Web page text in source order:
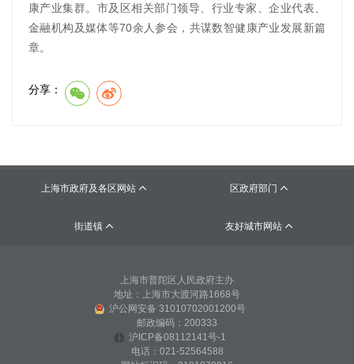
康产业集群。市及区相关部门领导、行业专家、企业代表、
金融机构及媒体等70余人参会，共谋数智健康产业发展新篇
章。
分享：
上海市政府及各区网站  区政府部门 
街道镇  友好城市网站 
上海市普陀区人民政府主办
地址：上海市大渡河路1668号
沪公网安备 31010702001200号
邮政编码：200333
沪ICP备08112141号-1
电话：021-52564588